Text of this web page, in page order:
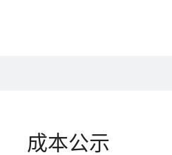
成本公示